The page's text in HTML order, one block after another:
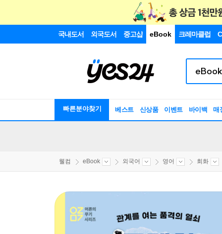
국내도서 외국도서 중고샵 eBook 크레마클럽
빠른분야찾기 베스트 신상품 이벤트 바이백 매
웰컴 eBook 외국어 영어 회화